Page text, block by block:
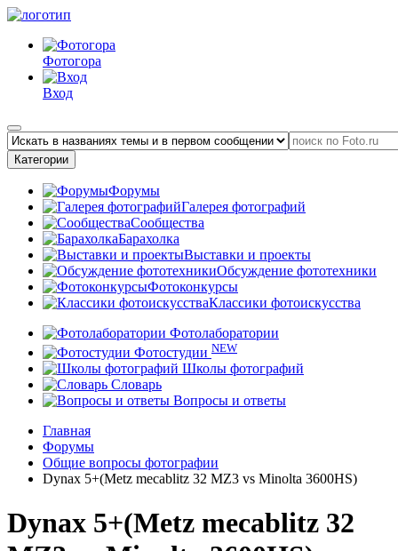
Фотогора
Вход
Категории
Форумы
Галерея фотографий
Сообщества
Барахолка
Выставки и проекты
Обсуждение фототехники
Фотоконкурсы
Классики фотоискусства
Фотолаборатории
Фотостудии NEW
Школы фотографий
Словарь
Вопросы и ответы
Главная
Форумы
Общие вопросы фотографии
Dynax 5+(Metz mecablitz 32 MZ3 vs Minolta 3600HS)
Dynax 5+(Metz mecablitz 32